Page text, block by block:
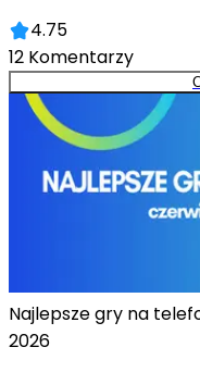
4.75
12 Komentarzy
Najlepsze gry na
2026